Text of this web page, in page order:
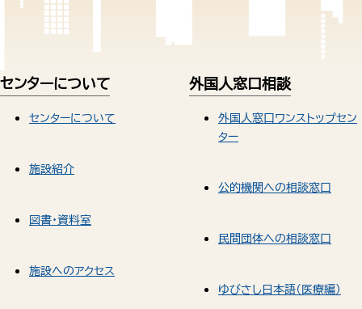
センターについて
センターについて
施設紹介
図書・資料室
施設へのアクセス
外国人窓口相談
外国人窓口ワンストップセン
ター
公的機関への相談窓口
民間団体への相談窓口
ゆびさし日本語（医療編）